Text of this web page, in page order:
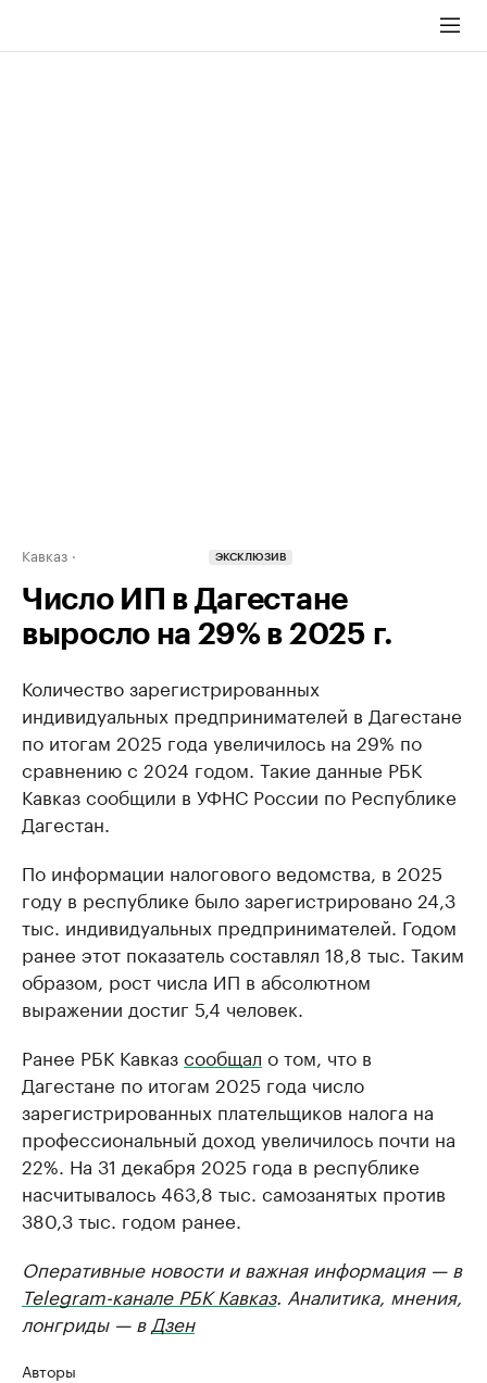
Кавказ ЭКСКЛЮЗИВ
Число ИП в Дагестане
выросло на 29% в 2025 г.
Количество зарегистрированных
индивидуальных предпринимателей в Дагестане
по итогам 2025 года увеличилось на 29% по
сравнению с 2024 годом. Такие данные РБК
Кавказ сообщили в УФНС России по Республике
Дагестан.
По информации налогового ведомства, в 2025
году в республике было зарегистрировано 24,3
тыс. индивидуальных предпринимателей. Годом
ранее этот показатель составлял 18,8 тыс. Таким
образом, рост числа ИП в абсолютном
выражении достиг 5,4 человек.
Ранее РБК Кавказсообщал о том, что в
Дагестане по итогам 2025 года число
зарегистрированных плательщиков налога на
профессиональный доход увеличилось почти на
22%. На 31 декабря 2025 года в республике
насчитывалось 463,8 тыс. самозанятых против
380,3 тыс. годом ранее.
Оперативные новости и важная информация — в
Telegram-канале РБК Кавказ. Аналитика, мнения,
лонгриды — в Дзен
Авторы